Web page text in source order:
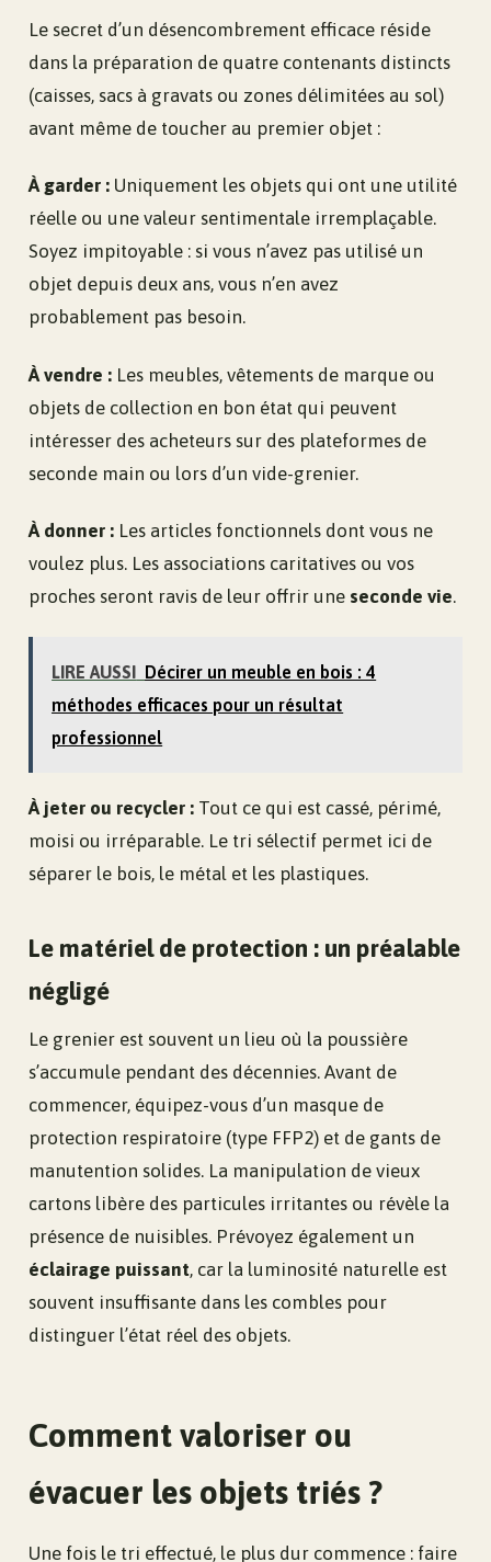
Le secret d’un désencombrement efficace réside
dans la préparation de quatre contenants distincts
(caisses, sacs à gravats ou zones délimitées au sol)
avant même de toucher au premier objet :
À garder : Uniquement les objets qui ont une utilité
réelle ou une valeur sentimentale irremplaçable.
Soyez impitoyable : si vous n’avez pas utilisé un
objet depuis deux ans, vous n’en avez
probablement pas besoin.
À vendre : Les meubles, vêtements de marque ou
objets de collection en bon état qui peuvent
intéresser des acheteurs sur des plateformes de
seconde main ou lors d’un vide-grenier.
À donner : Les articles fonctionnels dont vous ne
voulez plus. Les associations caritatives ou vos
proches seront ravis de leur offrir une seconde vie.
LIRE AUSSI Décirer un meuble en bois : 4
méthodes efficaces pour un résultat
professionnel
À jeter ou recycler : Tout ce qui est cassé, périmé,
moisi ou irréparable. Le tri sélectif permet ici de
séparer le bois, le métal et les plastiques.
Le matériel de protection : un préalable
négligé
Le grenier est souvent un lieu où la poussière
s’accumule pendant des décennies. Avant de
commencer, équipez-vous d’un masque de
protection respiratoire (type FFP2) et de gants de
manutention solides. La manipulation de vieux
cartons libère des particules irritantes ou révèle la
présence de nuisibles. Prévoyez également un
éclairage puissant, car la luminosité naturelle est
souvent insuffisante dans les combles pour
distinguer l’état réel des objets.
Comment valoriser ou
évacuer les objets triés ?
Une fois le tri effectué, le plus dur commence : faire